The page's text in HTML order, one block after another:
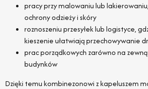
pracy przy malowaniu lub
ochrony odzieży i skóry
roznoszeniu przesyłek lub logistyce,
kieszenie ułatwiają przechowywanie
prac porządkowych zarówno na
budynków
Dzięki temu kombinezonowi z kapeluszem